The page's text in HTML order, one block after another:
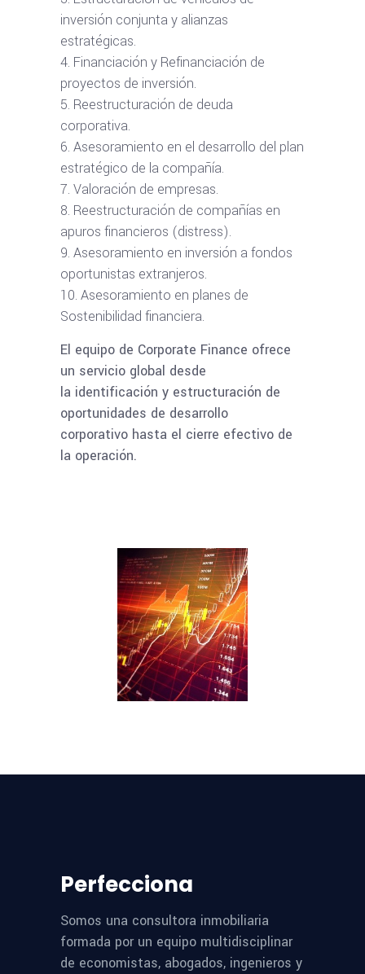
inversión conjunta y alianzas
estratégicas.
Financiación y Refinanciación de
proyectos de inversión.
Reestructuración de deuda
corporativa.
Asesoramiento en el desarrollo del plan
estratégico de la compañía.
Valoración de empresas.
Reestructuración de compañías en
apuros financieros (distress).
Asesoramiento en inversión a fondos
oportunistas extranjeros.
Asesoramiento en planes de
Sostenibilidad financiera.
El equipo de Corporate Finance ofrece
un servicio global desde
la identificación y estructuración de
oportunidades de desarrollo
corporativo hasta el cierre efectivo de
la operación.
Perfecciona
Somos una consultora inmobiliaria
formada por un equipo multidisciplinar
de economistas, abogados, ingenieros y